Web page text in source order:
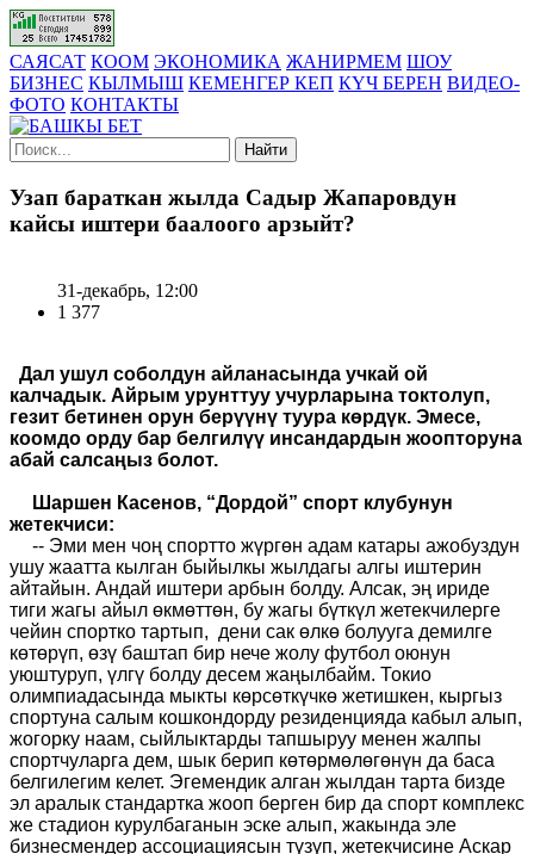
САЯСАТ КООМ ЭКОНОМИКА ЖАНИРМЕМ ШОУ
БИЗНЕС КЫЛМЫШ КЕМЕНГЕР КЕП КҮЧ БЕРЕН ВИДЕО-
ФОТО КОНТАКТЫ
Найти
Узап бараткан жылда Садыр Жапаровдун
кайсы иштери баалоого арзыйт?
31-декабрь, 12:00
1 377
Дал ушул соболдун айланасында учкай ой
калчадык. Айрым урунттуу учурларына токтолуп,
гезит бетинен орун берүүнү туура көрдүк. Эмесе,
коомдо орду бар белгилүү инсандардын жоопторуна
абай салсаңыз болот.
Шаршен Касенов, “Дордой” спорт клубунун
жетекчиси:
-- Эми мен чоң спортто жүргөн адам катары ажобуздун
ушу жаатта кылган быйылкы жылдагы алгы иштерин
айтайын. Андай иштери арбын болду. Алсак, эң ириде
тиги жагы айыл өкмөттөн, бу жагы бүткүл жетекчилерге
чейин спортко тартып, дени сак өлкө болууга демилге
көтөрүп, өзү баштап бир нече жолу футбол оюнун
уюштуруп, үлгү болду десем жаңылбайм. Токио
олимпиадасында мыкты көрсөткүчкө жетишкен, кыргыз
спортуна салым кошкондорду резиденцияда кабыл алып,
жогорку наам, сыйлыктарды тапшыруу менен жалпы
спортчуларга дем, шык берип көтөрмөлөгөнүн да баса
белгилегим келет. Эгемендик алган жылдан тарта бизде
эл аралык стандартка жооп берген бир да спорт комплекс
же стадион курулбаганын эске алып, жакында эле
бизнесмендер ассоциациясын түзүп, жетекчисине Аскар